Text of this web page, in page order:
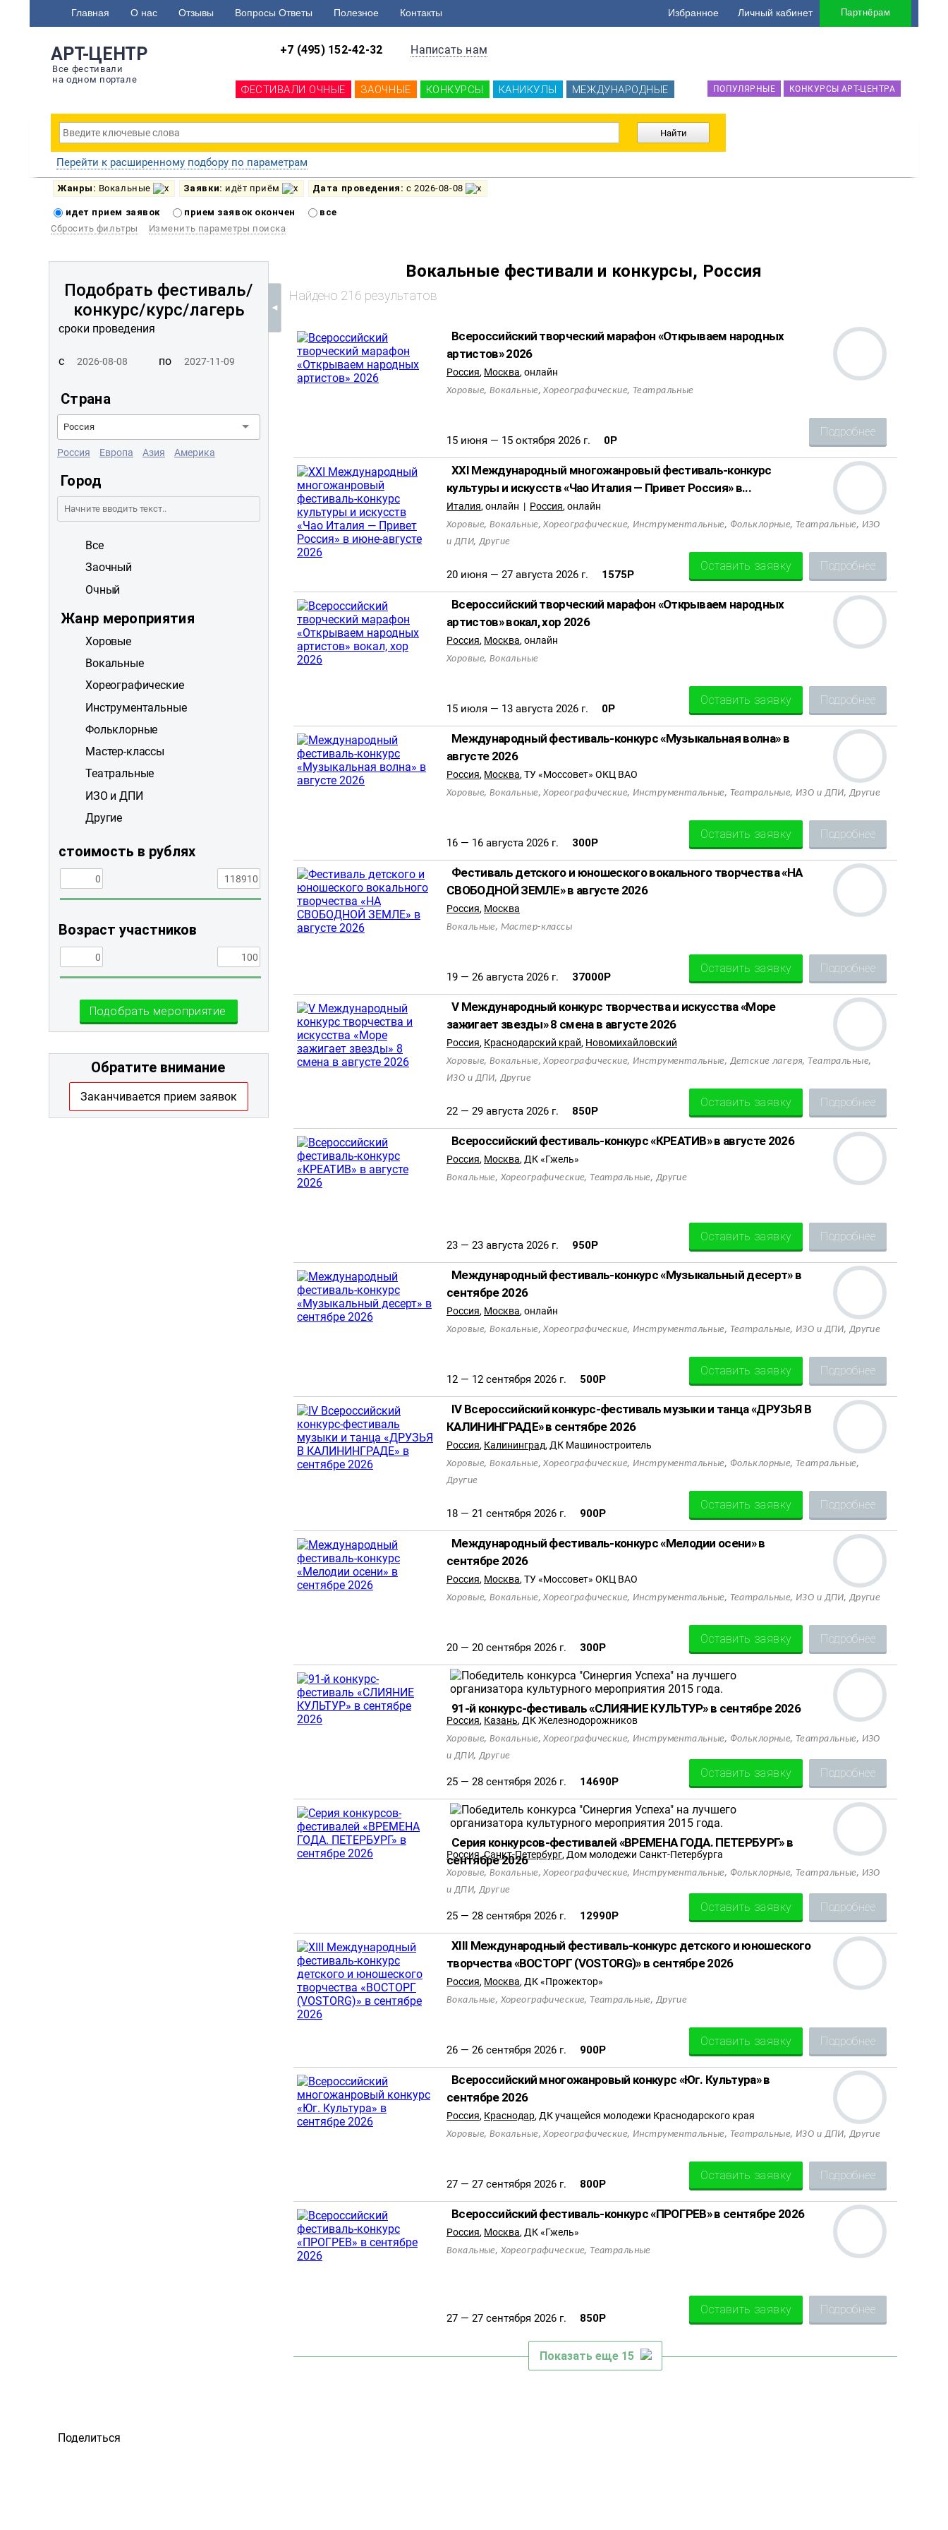
Главная О нас Отзывы Вопросы Ответы Полезное Контакты Партнёрам
Личный кабинет
Избранное
АРТ-ЦЕНТР
Все фестивали
на одном портале
+7 (495) 152-42-32 Написать нам
ФЕСТИВАЛИ ОЧНЫЕ ЗАОЧНЫЕ КОНКУРСЫ КАНИКУЛЫ МЕЖДУНАРОДНЫЕ КОНКУРСЫ АРТ-ЦЕНТРА
ПОПУЛЯРНЫЕ
Перейти к расширенному подбору по параметрам
Жанры: Вокальные Заявки: идёт приём Дата проведения:с 2026-08-08
идет прием заявок прием заявок окончен
все
Сбросить фильтры
Изменить параметры поиска
Вокальные фестивали и конкурсы, Россия
Найдено 216 результатов
Подобрать фестиваль/
конкурс/курс/лагерь
сроки проведения
с по
Страна
Россия
Россия Европа Азия Америка
Город
Все
Заочный
Очный
Жанр мероприятия
Хоровые
Вокальные
Хореографические
Инструментальные
Фольклорные
Мастер-классы
Театральные
ИЗО и ДПИ
Другие
стоимость в рублях
Возраст участников
Подобрать мероприятие
Обратите внимание
Заканчивается прием заявок
Всероссийский творческий марафон «Открываем народных
артистов» 2026
Россия, Москва, онлайн
Хоровые, Вокальные,Хореографические, Театральные
15 июня — 15 октября 2026 г. 0Р
Подробнее
XXI Международный многожанровый фестиваль-конкурс
культуры и искусств «Чао Италия — Привет Россия» в...
Италия, онлайн | Россия, онлайн
Хоровые, Вокальные,Хореографические, Инструментальные, Фольклорные, Театральные, ИЗО
и ДПИ, Другие
20 июня — 27 августа 2026 г. 1575Р
Подробнее
Оставить заявку
Всероссийский творческий марафон «Открываем народных
артистов» вокал, хор 2026
Россия, Москва, онлайн
Хоровые, Вокальные
15 июля — 13 августа 2026 г. 0Р
Подробнее
Оставить заявку
Международный фестиваль-конкурс «Музыкальная волна» в
августе 2026
Россия, Москва, ТУ «Моссовет» ОКЦ ВАО
Хоровые, Вокальные,Хореографические, Инструментальные, Театральные, ИЗО и ДПИ, Другие
16 — 16 августа 2026 г. 300Р
Подробнее
Оставить заявку
Фестиваль детского и юношеского вокального творчества «НА
СВОБОДНОЙ ЗЕМЛЕ» в августе 2026
Россия, Москва
Вокальные, Мастер-классы
19 — 26 августа 2026 г. 37000Р
Подробнее
Оставить заявку
V Международный конкурс творчества и искусства «Море
зажигает звезды» 8 смена в августе 2026
Россия, Краснодарский край, Новомихайловский
Хоровые, Вокальные,Хореографические, Инструментальные, Детские лагеря, Театральные,
ИЗО и ДПИ, Другие
22 — 29 августа 2026 г. 850Р
Подробнее
Оставить заявку
Всероссийский фестиваль-конкурс «КРЕАТИВ» в августе 2026
Россия, Москва, ДК «Гжель»
Вокальные, Хореографические, Театральные, Другие
23 — 23 августа 2026 г. 950Р
Подробнее
Оставить заявку
Международный фестиваль-конкурс «Музыкальный десерт» в
сентябре 2026
Россия, Москва, онлайн
Хоровые, Вокальные,Хореографические, Инструментальные, Театральные, ИЗО и ДПИ, Другие
12 — 12 сентября 2026 г. 500Р
Подробнее
Оставить заявку
IV Всероссийский конкурс-фестиваль музыки и танца «ДРУЗЬЯ В
КАЛИНИНГРАДЕ» в сентябре 2026
Россия, Калининград, ДК Машиностроитель
Хоровые, Вокальные,Хореографические, Инструментальные, Фольклорные, Театральные,
Другие
18 — 21 сентября 2026 г. 900Р
Подробнее
Оставить заявку
Международный фестиваль-конкурс «Мелодии осени» в
сентябре 2026
Россия, Москва, ТУ «Моссовет» ОКЦ ВАО
Хоровые, Вокальные,Хореографические, Инструментальные, Театральные, ИЗО и ДПИ, Другие
20 — 20 сентября 2026 г. 300Р
Подробнее
Оставить заявку
91-й конкурс-фестиваль «СЛИЯНИЕ КУЛЬТУР» в сентябре 2026
Россия, Казань, ДК Железнодорожников
Хоровые, Вокальные,Хореографические, Инструментальные, Фольклорные, Театральные, ИЗО
и ДПИ, Другие
25 — 28 сентября 2026 г. 14690Р
Подробнее
Оставить заявку
Серия конкурсов-фестивалей «ВРЕМЕНА ГОДА. ПЕТЕРБУРГ» в
сентябре 2026
Россия,Санкт-Петербург, Дом молодежи Санкт-Петербурга
Хоровые, Вокальные,Хореографические, Инструментальные, Фольклорные, Театральные, ИЗО
и ДПИ, Другие
25 — 28 сентября 2026 г. 12990Р
Подробнее
Оставить заявку
XIII Международный фестиваль-конкурс детского и юношеского
творчества «ВОСТОРГ (VOSTORG)» в сентябре 2026
Россия, Москва, ДК «Прожектор»
Вокальные, Хореографические, Театральные, Другие
26 — 26 сентября 2026 г. 900Р
Подробнее
Оставить заявку
Всероссийский многожанровый конкурс «Юг. Культура» в
сентябре 2026
Россия, Краснодар, ДК учащейся молодежи Краснодарского края
Хоровые, Вокальные,Хореографические, Инструментальные, Театральные, ИЗО и ДПИ, Другие
27 — 27 сентября 2026 г. 800Р
Подробнее
Оставить заявку
Всероссийский фестиваль-конкурс «ПРОГРЕВ» в сентябре 2026
Россия, Москва, ДК «Гжель»
Вокальные, Хореографические, Театральные
27 — 27 сентября 2026 г. 850Р
Подробнее
Оставить заявку
Показать еще 15
Поделиться